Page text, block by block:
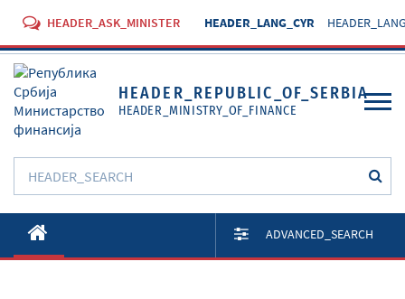
HEADER_ASK_MINISTER HEADER_LANG_CYR
HEADER_REPUBLIC_OF_SERBIA
HEADER_MINISTRY_OF_FINANCE
O Министарству
Активности
ADVANCED_SEARCH